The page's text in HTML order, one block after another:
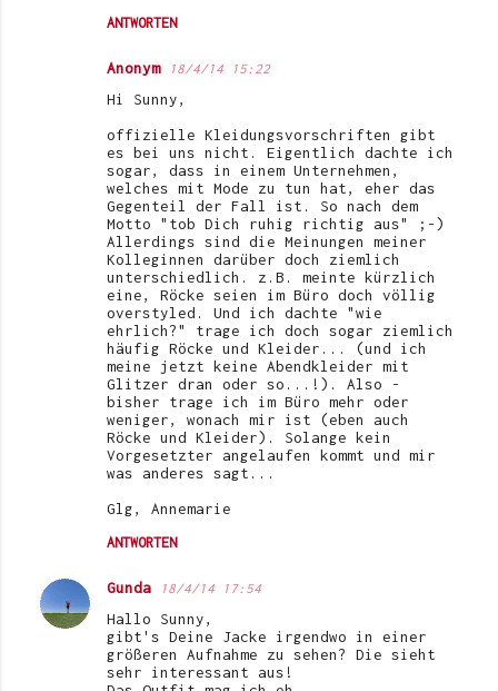
ANTWORTEN
Anonym 18/4/14 15:22
Hi Sunny,
offizielle Kleidungsvorschriften gibt
es bei uns nicht. Eigentlich dachte ich
sogar, dass in einem Unternehmen,
welches mit Mode zu tun hat, eher das
Gegenteil der Fall ist. So nach dem
Motto "tob Dich ruhig richtig aus" ;-)
Allerdings sind die Meinungen meiner
Kolleginnen darüber doch ziemlich
unterschiedlich. z.B. meinte kürzlich
eine, Röcke seien im Büro doch völlig
overstyled. Und ich dachte "wie
ehrlich?" trage ich doch sogar ziemlich
häufig Röcke und Kleider... (und ich
meine jetzt keine Abendkleider mit
Glitzer dran oder so...!). Also -
bisher trage ich im Büro mehr oder
weniger, wonach mir ist (eben auch
Röcke und Kleider). Solange kein
Vorgesetzter angelaufen kommt und mir
was anderes sagt...
Glg, Annemarie
ANTWORTEN
Gunda 18/4/14 17:54
Hallo Sunny,
gibt's Deine Jacke irgendwo in einer
größeren Aufnahme zu sehen? Die sieht
sehr interessant aus!